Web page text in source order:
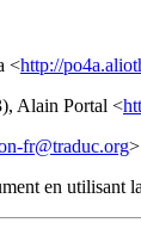
<http://
Alain Portal <
fr@traduc.org
en utilisant